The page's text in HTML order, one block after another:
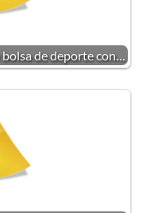
de deporte con…